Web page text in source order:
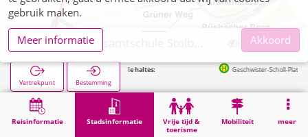
Reisinformatie Stadsinformatie
Vrije tijd &
toerisme
Mobiliteit meer
Vertrekpunt Bestemming
Volgende haltes: Geschwister-Scholl-Platz in 255m
Stadsinformatie Opleiding Städtische Gesamtschule Stolberg
gebruik maken.
Meer informatie
Akkoord